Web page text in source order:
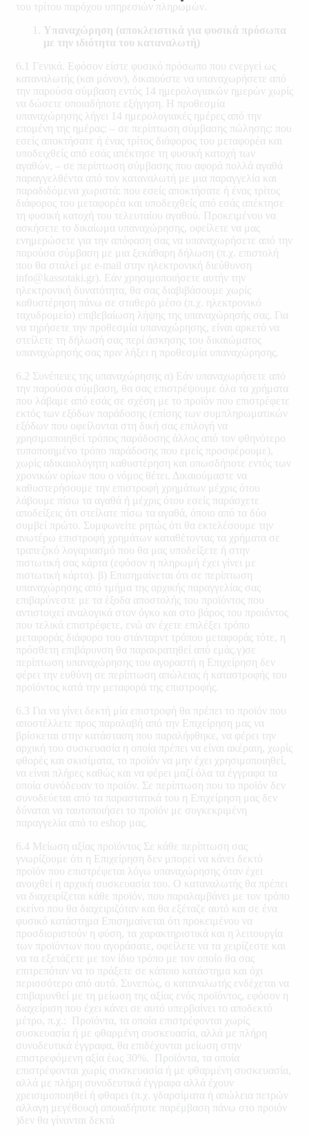
του τρίτου παρόχου υπηρεσιών πληρωμών.
Υπαναχώρηση (αποκλειστικά για φυσικά πρόσωπα
με την ιδιότητα του καταναλωτή)
6.1 Γενικά. Εφόσον είστε φυσικό πρόσωπο που ενεργεί ως
καταναλωτής (και μόνον), δικαιούστε να υπαναχωρήσετε από
την παρούσα σύμβαση εντός 14 ημερολογιακών ημερών χωρίς
να δώσετε οποιαδήποτε εξήγηση. Η προθεσμία
υπαναχώρησης λήγει 14 ημερολογιακές ημέρες από την
επομένη της ημέρας: – σε περίπτωση σύμβασης πώλησης: που
εσείς αποκτήσατε ή ένας τρίτος διάφορος του μεταφορέα και
υποδειχθείς από εσάς απέκτησε τη φυσική κατοχή των
αγαθών, – σε περίπτωση σύμβασης που αφορά πολλά αγαθά
παραγγελθέντα από τον καταναλωτή με μια παραγγελία και
παραδιδόμενα χωριστά: που εσείς αποκτήσατε ή ένας τρίτος
διάφορος του μεταφορέα και υποδειχθείς από εσάς απέκτησε
τη φυσική κατοχή του τελευταίου αγαθού. Προκειμένου να
ασκήσετε το δικαίωμα υπαναχώρησης, οφείλετε να μας
ενημερώσετε για την απόφαση σας να υπαναχωρήσετε από την
παρούσα σύμβαση με μια ξεκάθαρη δήλωση (π.χ. επιστολή
που θα σταλεί με e-mail στην ηλεκτρονική διεύθυνση
info@kassotaki.gr). Εάν χρησιμοποιήσετε αυτήν την
ηλεκτρονική δυνατότητα, θα σας διαβιβάσουμε χωρίς
καθυστέρηση πάνω σε σταθερό μέσο (π.χ. ηλεκτρονικό
ταχυδρομείο) επιβεβαίωση λήψης της υπαναχώρησής σας. Για
να τηρήσετε την προθεσμία υπαναχώρησης, είναι αρκετό να
στείλετε τη δήλωσή σας περί άσκησης του δικαιώματος
υπαναχώρησής σας πριν λήξει η προθεσμία υπαναχώρησης.
6.2 Συνέπειες της υπαναχώρησης α) Εάν υπαναχωρήσετε από
την παρούσα σύμβαση, θα σας επιστρέψουμε όλα τα χρήματα
που λάβαμε από εσάς σε σχέση με το προϊόν που επιστρέφετε
εκτός των εξόδων παράδοσης (επίσης των συμπληρωματικών
εξόδων που οφείλονται στη δική σας επιλογή να
χρησιμοποιηθεί τρόπος παράδοσης άλλος από τον φθηνότερο
τυποποιημένο τρόπο παράδοσης που εμείς προσφέρουμε),
χωρίς αδικαιολόγητη καθυστέρηση και οπωσδήποτε εντός των
χρονικών ορίων που ο νόμος θέτει. Δικαιούμαστε να
καθυστερήσουμε την επιστροφή χρημάτων μέχρις ότου
λάβουμε πίσω τα αγαθά ή μέχρις ότου εσείς παράσχετε
αποδείξεις ότι στείλατε πίσω τα αγαθά, όποιο από τα δύο
συμβεί πρώτο. Συμφωνείτε ρητώς ότι θα εκτελέσουμε την
ανωτέρω επιστροφή χρημάτων καταθέτοντας τα χρήματα σε
τραπεζικό λογαριασμό που θα μας υποδείξετε ή στην
πιστωτική σας κάρτα (εφόσον η πληρωμή έχει γίνει με
πιστωτική κάρτα). β) Επισημαίνεται ότι σε περίπτωση
υπαναχώρησης από τμήμα της αρχικής παραγγελίας σας
επιβαρύνεστε με τα έξοδα αποστολής του προϊόντος που
αντιστοιχεί αναλογικά στον όγκο και στο βάρος του προιόντος
που τελικά επιστρέφετε, ενώ αν έχετε επιλέξει τρόπο
μεταφοράς διάφορο του στάνταρντ τρόπου μεταφοράς τότε, η
πρόσθετη επιβάρυνση θα παρακρατηθεί από εμάς.γ)σε
περίπτωση υπαναχώρησης του αγοραστή η Επιχείρηση δεν
φέρει την ευθύνη σε περίπτωση απώλειας ή καταστροφής του
προϊόντος κατά την μεταφορά της επιστροφής.
6.3 Για να γίνει δεκτή μία επιστροφή θα πρέπει το προϊόν που
αποστέλλετε προς παραλαβή από την Επιχείρηση μας να
βρίσκεται στην κατάσταση που παραλήφθηκε, να φέρει την
αρχική του συσκευασία η οποία πρέπει να είναι ακέραιη, χωρίς
φθορές και σκισίματα, το προϊόν να μην έχει χρησιμοποιηθεί,
να είναι πλήρες καθώς και να φέρει μαζί όλα τα έγγραφα τα
οποία συνόδευαν το προϊόν. Σε περίπτωση που το προϊόν δεν
συνοδεύεται από τα παραστατικά του η Επιχείρηση μας δεν
δύναται να ταυτοποιήσει το προϊόν με συγκεκριμένη
παραγγελία από το eshop μας.
6.4 Μείωση αξίας προϊόντος Σε κάθε περίπτωση σας
γνωρίζουμε ότι η Επιχείρηση δεν μπορεί να κάνει δεκτό
προϊόν που επιστρέφεται λόγω υπαναχώρησης όταν έχει
ανοιχθεί η αρχική συσκευασία του. Ο καταναλωτής θα πρέπει
να διαχειρίζεται κάθε προϊόν, που παραλαμβάνει με τον τρόπο
εκείνο που θα διαχειριζόταν και θα εξέταζε αυτό και σε ένα
φυσικό κατάστημα Επισημαίνεται ότι προκειμένου να
προσδιοριστούν η φύση, τα χαρακτηριστικά και η λειτουργία
των προϊόντων που αγοράσατε, οφείλετε να τα χειρίζεστε και
να τα εξετάζετε με τον ίδιο τρόπο με τον οποίο θα σας
επιτρεπόταν να το πράξετε σε κάποιο κατάστημα και όχι
περισσότερο από αυτό. Συνεπώς, ο καταναλωτής ενδέχεται να
επιβαρυνθεί με τη μείωση της αξίας ενός προϊόντος, εφόσον η
διαχείριση που έχει κάνει σε αυτό υπερβαίνει το αποδεκτό
μέτρο, π.χ.: Προϊόντα, τα οποία επιστρέφονται χωρίς
συσκευασία ή με φθαρμένη συσκευασία, αλλά με πλήρη
συνοδευτικά έγγραφα, θα επιδέχονται μείωση στην
επιστρεφόμενη αξία έως 30%. Προϊόντα, τα οποία
επιστρέφονται χωρίς συσκευασία ή με φθαρμένη συσκευασία,
αλλά με πλήρη συνοδευτικά έγγραφα αλλά έχουν
χρεισιμοποιηθεί ή φθαρει (π.χ. γδαρσίματα ή απώλεια πετρών
αλλαγη μεγέθουςή οποιαδήποτε παρέμβαση πάνω στο προιόν
)δεν θα γίνονται δεκτά